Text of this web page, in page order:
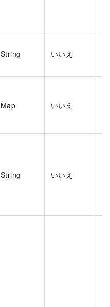
String いいえ
Map いいえ
String いいえ